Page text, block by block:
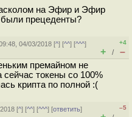
на Эфир и Эфир
прецеденты?
04/03/2018 [^] [^^] [^^^]
+4
+ / –
премайном не
токены со 100%
крипта по полной :(
[^] [^^] [^^^] [ответить]
–5